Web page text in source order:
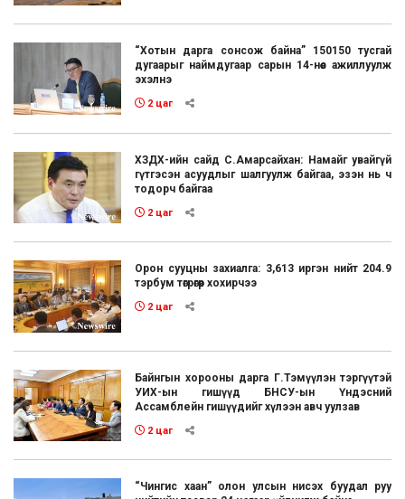
“Хотын дарга сонсож байна” 150150 тусгай
дугаарыг наймдугаар сарын 14-нөөс ажиллуулж
эхэлнэ
2 цаг
ХЗДХ-ийн сайд С.Амарсайхан: Намайг увайгүй
гүтгэсэн асуудлыг шалгуулж байгаа, эзэн нь ч
тодорч байгаа
2 цаг
Орон сууцны захиалга: 3,613 иргэн нийт 204.9
тэрбум төгрөгөөр хохирчээ
2 цаг
Байнгын хорооны дарга Г.Тэмүүлэн тэргүүтэй
УИХ-ын гишүүд БНСУ-ын Үндэсний
Ассамблейн гишүүдийг хүлээн авч уулзав
2 цаг
“Чингис хаан” олон улсын нисэх буудал руу